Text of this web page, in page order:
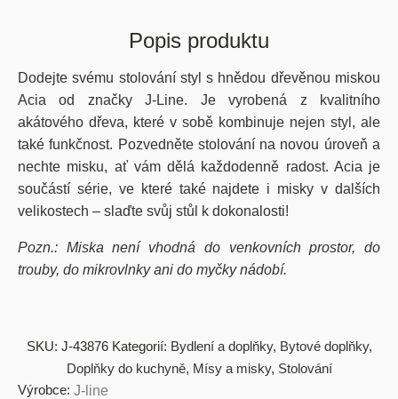
Popis produktu
Dodejte svému stolování styl s hnědou dřevěnou miskou
Acia od značky J-Line. Je vyrobená z kvalitního
akátového dřeva, které v sobě kombinuje nejen styl, ale
také funkčnost. Pozvedněte stolování na novou úroveň a
nechte misku, ať vám dělá každodenně radost. Acia je
součástí série, ve které také najdete i misky v dalších
velikostech – slaďte svůj stůl k dokonalosti!
Pozn.: Miska není vhodná do venkovních prostor, do
trouby, do mikrovlnky ani do myčky nádobí.
SKU: J-43876 Kategorií: Bydlení a doplňky, Bytové doplňky,
Doplňky do kuchyně, Mísy a misky, Stolování
Výrobce: J-line